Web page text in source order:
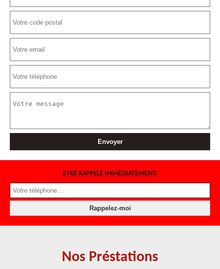
ETRE RAPPELÉ IMMÉDIATEMENT:
Nos Préstations